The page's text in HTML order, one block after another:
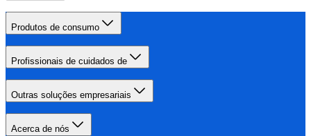
Produtos de consumo
Profissionais de cuidados de
Outras soluções empresariais
Acerca de nós